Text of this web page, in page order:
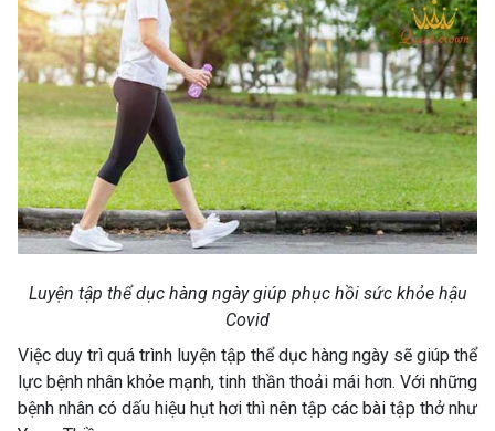
Luyện tập thể dục hàng ngày giúp phục hồi sức khỏe hậu
Covid
Việc duy trì quá trình luyện tập thể dục hàng ngày sẽ giúp thể
lực bệnh nhân khỏe mạnh, tinh thần thoải mái hơn. Với những
bệnh nhân có dấu hiệu hụt hơi thì nên tập các bài tập thở như